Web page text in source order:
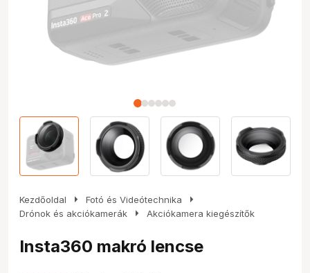
Kezdőoldal arrow_right Fotó és Videótechnika arrow_right
Drónok és akciókamerák arrow_right Akciókamera kiegészítők
Insta360 makró lencse